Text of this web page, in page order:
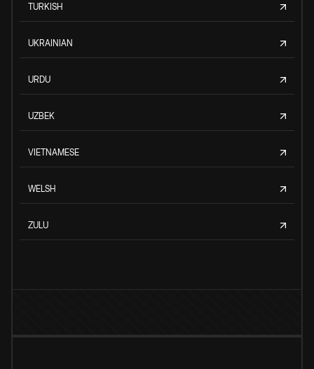
TURKISH
UKRAINIAN
URDU
UZBEK
VIETNAMESE
WELSH
ZULU